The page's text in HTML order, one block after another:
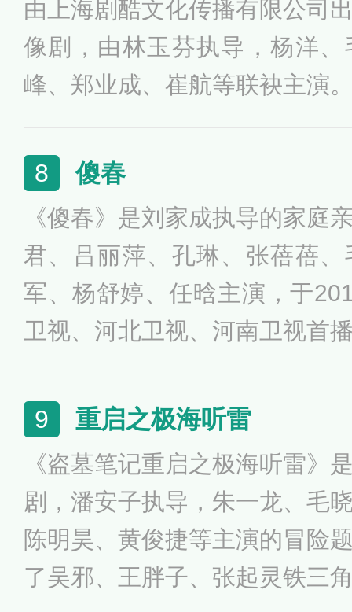
事。
由上海剧酷文化传播有限公司
像剧，由林玉芬执导，杨洋
峰、郑业成、崔航等联袂主演
网络游戏中相识，并在现实中
后走到一起的故事。该剧于
视、江苏卫视首播，2016年8
跟播，2017年3月15日在日本
8 傻春
《傻春》是刘家成执导的家庭
君、吕丽萍、孔琳、张蓓蓓
军、杨舒婷、任晗主演，于
卫视、河北卫视、河南卫视首
们拉扯大，又在重重困难袭来
庭团结的故事。
9 重启之极海听雷
《盗墓笔记重启之极海听雷》
剧，潘安子执导，朱一龙、毛
陈明昊、黄俊捷等主演的冒险
了吴邪、王胖子、张起灵铁三